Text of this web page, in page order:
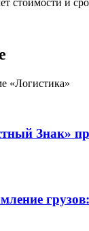
«Логистика»
Знак»